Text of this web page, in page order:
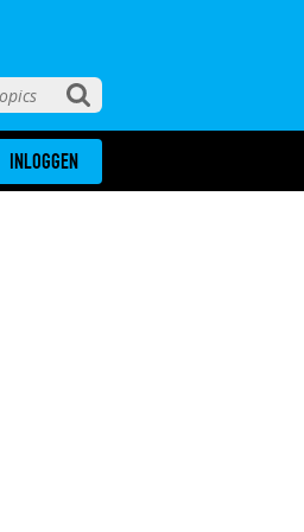
INLOGGEN